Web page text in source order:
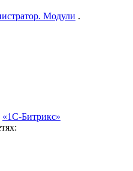
Модули .
«1С-Битрикс»